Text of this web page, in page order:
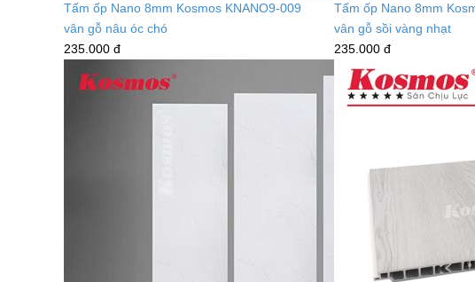
Tấm ốp Nano 8mm Kosmos KNANO9-009
vân gỗ nâu óc chó
235.000 đ
Tấm ốp Nano 8mm
vân gỗ sồi vàng nhạt
235.000 đ